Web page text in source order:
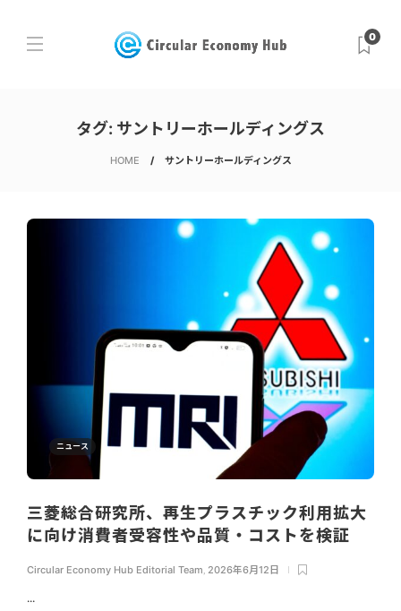
0
タグ: サントリーホールディングス
HOME サントリーホールディングス
ニュース
三菱総合研究所、再生プラスチック利用拡大
に向け消費者受容性や品質・コストを検証
Circular Economy Hub Editorial Team, 2026年6月12日
...